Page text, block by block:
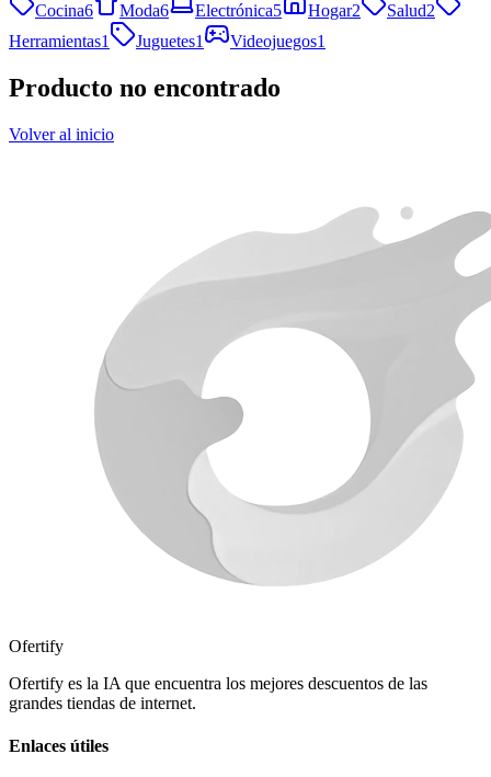
Cocina6 Moda6 Electrónica5 Hogar2 Salud2
Herramientas1 Juguetes1 Videojuegos1
Producto no encontrado
Volver al inicio
Ofertify
Ofertify es la IA que encuentra los mejores descuentos de las
grandes tiendas de internet.
Enlaces útiles